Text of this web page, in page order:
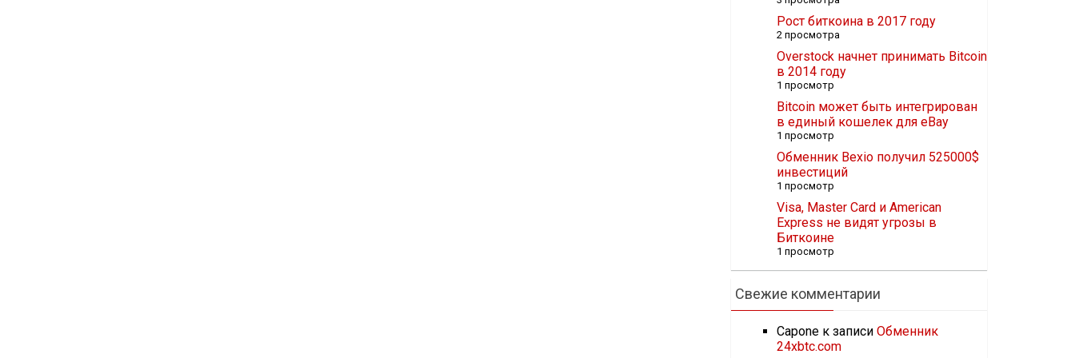
Рост биткоина в 2017 году
2 просмотра
Overstock начнет принимать Bitcoin
в 2014 году
1 просмотр
Bitcoin может быть интегрирован
в единый кошелек для eBay
1 просмотр
Обменник Bexio получил 525000$
инвестиций
1 просмотр
Visa, Master Card и American
Express не видят угрозы в
Биткоине
1 просмотр
Свежие комментарии
Capone к записи Обменник
24xbtc.com